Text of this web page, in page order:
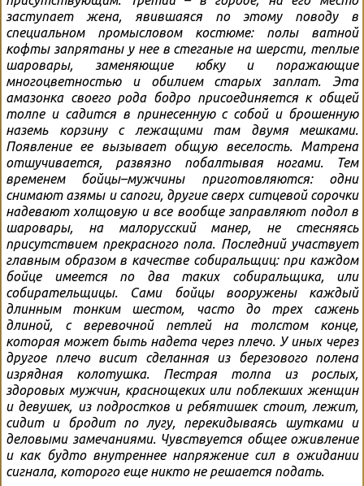
заступает жена, явившаяся по этому поводу в
специальном промысловом костюме: полы ватной
кофты запрятаны у нее в стеганые на шерсти, теплые
шаровары, заменяющие юбку и поражающие
многоцветностью и обилием старых заплат. Эта
амазонка своего рода бодро присоединяется к общей
толпе и садится в принесенную с собой и брошенную
наземь корзину с лежащими там двумя мешками.
Появление ее вызывает общую веселость. Матрена
отшучивается, развязно побалтывая ногами. Тем
временем бойцы–мужчины приготовляются: одни
снимают азямы и сапоги, другие сверх ситцевой сорочки
надевают холщовую и все вообще заправляют подол в
шаровары, на малорусский манер, не стесняясь
присутствием прекрасного пола. Последний участвует
главным образом в качестве собиральщиц: при каждом
бойце имеется по два таких собиральщика, или
собирательщицы. Сами бойцы вооружены каждый
длинным тонким шестом, часто до трех сажень
длиной, с веревочной петлей на толстом конце,
которая может быть надета через плечо. У иных через
другое плечо висит сделанная из березового полена
изрядная колотушка. Пестрая толпа из рослых,
здоровых мужчин, краснощеких или поблекших женщин
и девушек, из подростков и ребятишек стоит, лежит,
сидит и бродит по лугу, перекидываясь шутками и
деловыми замечаниями. Чувствуется общее оживление
и как будто внутреннее напряжение сил в ожидании
сигнала, которого еще никто не решается подать.